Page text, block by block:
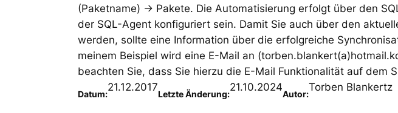
(Paketname) -> Pakete. Die Automatisierung erfolgt über den
der SQL-Agent konfiguriert sein. Damit Sie auch über den
werden, sollte eine Information über die erfolgreiche
meinem Beispiel wird eine E-Mail an
beachten Sie, dass Sie hierzu die E-Mail Funktionalität auf dem
Datum:
21.12.2017
Letzte Änderung:
21.10.2024
Autor:
Torben Blankertz